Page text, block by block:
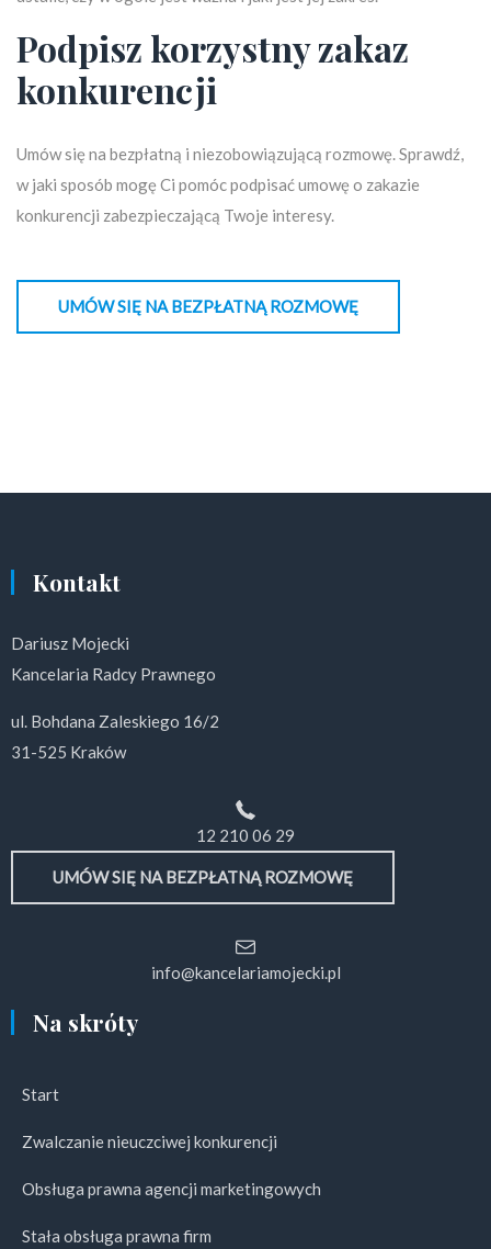
Podpisz korzystny zakaz
konkurencji
Umów się na bezpłatną i niezobowiązującą rozmowę. Sprawdź,
w jaki sposób mogę Ci pomóc podpisać umowę o zakazie
konkurencji zabezpieczającą Twoje interesy.
UMÓW SIĘ NA BEZPŁATNĄ ROZMOWĘ
Kontakt
Dariusz Mojecki
Kancelaria Radcy Prawnego
ul. Bohdana Zaleskiego 16/2
31-525 Kraków
12 210 06 29
UMÓW SIĘ NA BEZPŁATNĄ ROZMOWĘ
info@kancelariamojecki.pl
Na skróty
Start
Zwalczanie nieuczciwej konkurencji
Obsługa prawna agencji marketingowych
Stała obsługa prawna firm